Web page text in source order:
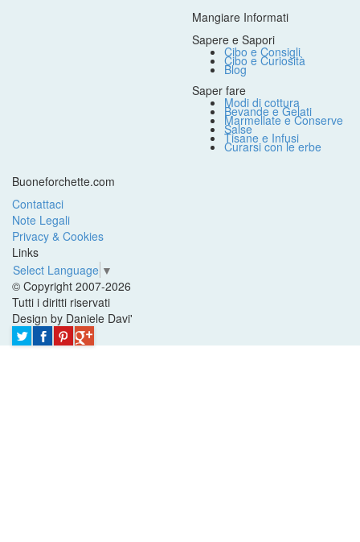
Mangiare Informati
Sapere e Sapori
Cibo e Consigli
Cibo e Curiosità
Blog
Saper fare
Modi di cottura
Bevande e Gelati
Marmellate e Conserve
Salse
Tisane e Infusi
Curarsi con le erbe
Buoneforchette.com
Contattaci
Note Legali
Privacy & Cookies
Links
Select Language ▼
© Copyright 2007-2026
Tutti i diritti riservati
Design by Daniele Davi'